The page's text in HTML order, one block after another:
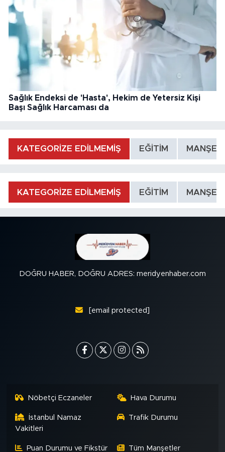
Sağlık Endeksi de 'Hasta', Hekim de Yetersiz Kişi
Başı Sağlık Harcaması da
KATEGORİZE EDİLMEMİŞ EĞİTİM MANŞET
KATEGORİZE EDİLMEMİŞ EĞİTİM MANŞET
DOĞRU HABER, DOĞRU ADRES: meridyenhaber.com
[email protected]
Nöbetçi Eczaneler Hava Durumu
İstanbul Namaz
Vakitleri
Trafik Durumu
Puan Durumu ve Fikstür Tüm Manşetler